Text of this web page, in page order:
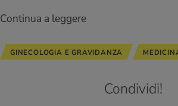
Continua a leggere
GINECOLOGIA E GRAVIDANZA
Condividi!